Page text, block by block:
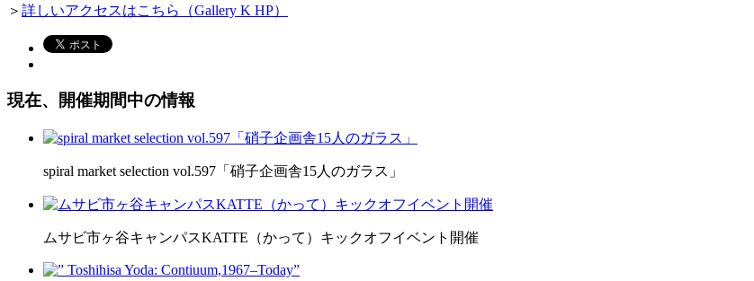
＞ 詳しいアクセスはこちら（Gallery K HP）
現在、開催期間中の情報
spiral market selection vol.597「硝子企画舎15人のガラス」
ムサビ市ヶ谷キャンパスKATTE（かって）キックオフイベント開催